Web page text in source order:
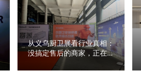
从义乌厨卫展看行业真相：
没搞定售后的商家，正在转
投奇兵到家